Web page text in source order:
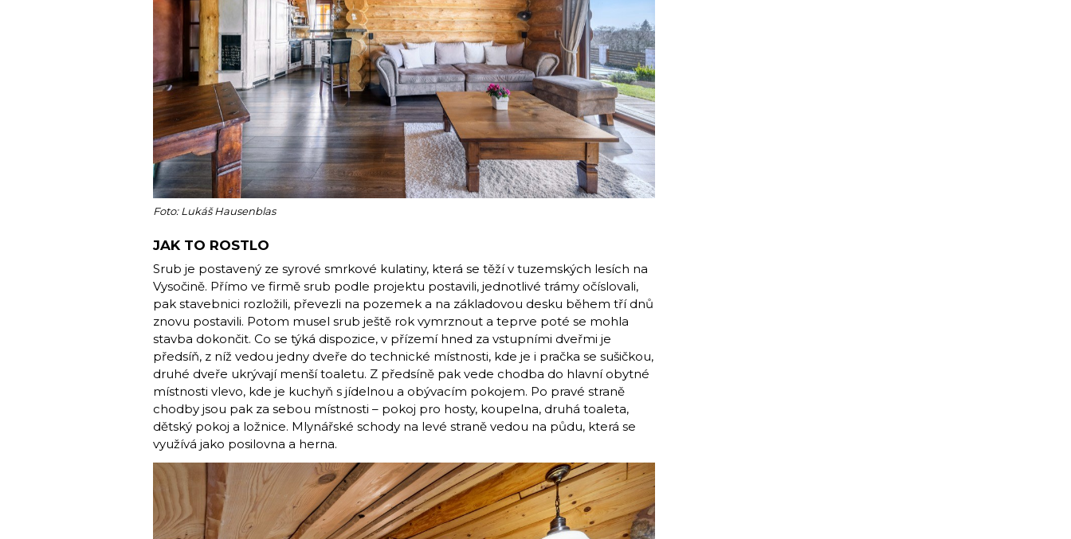
Foto: Lukáš Hausenblas
JAK TO ROSTLO
Srub je postavený ze syrové smrkové kulatiny, která se těží v tuzemských lesích na
Vysočině. Přímo ve firmě srub podle projektu postavili, jednotlivé trámy očíslovali,
pak stavebnici rozložili, převezli na pozemek a na základovou desku během tří dnů
znovu postavili. Potom musel srub ještě rok vymrznout a teprve poté se mohla
stavba dokončit. Co se týká dispozice, v přízemí hned za vstupními dveřmi je
předsíň, z níž vedou jedny dveře do technické místnosti, kde je i pračka se sušičkou,
druhé dveře ukrývají menší toaletu. Z předsíně pak vede chodba do hlavní obytné
místnosti vlevo, kde je kuchyň s jídelnou a obývacím pokojem. Po pravé straně
chodby jsou pak za sebou místnosti – pokoj pro hosty, koupelna, druhá toaleta,
dětský pokoj a ložnice. Mlynářské schody na levé straně vedou na půdu, která se
využívá jako posilovna a herna.